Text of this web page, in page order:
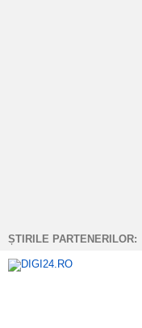
ȘTIRILE PARTENERILOR: